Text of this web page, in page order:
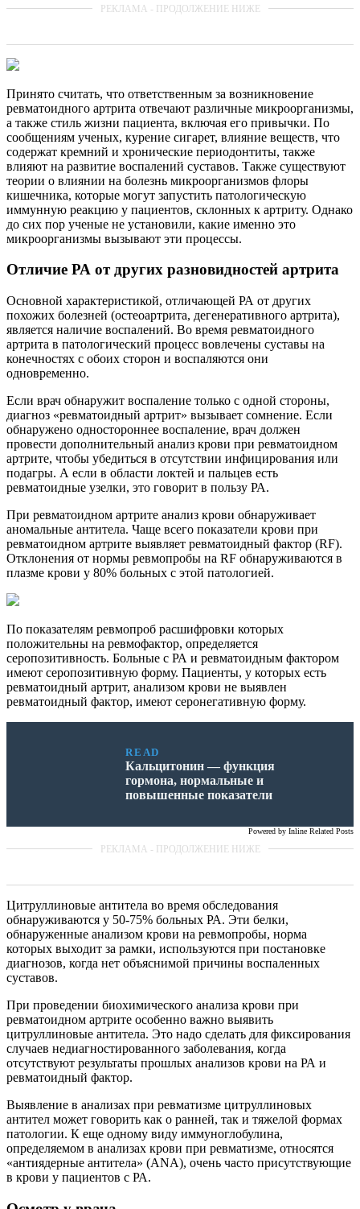
Принято считать, что ответственным за возникновение
ревматоидного артрита отвечают различные микроорганизмы,
а также стиль жизни пациента, включая его привычки. По
сообщениям ученых, курение сигарет, влияние веществ, что
содержат кремний и хронические периодонтиты, также
влияют на развитие воспалений суставов. Также существуют
теории о влиянии на болезнь микроорганизмов флоры
кишечника, которые могут запустить патологическую
иммунную реакцию у пациентов, склонных к артриту. Однако
до сих пор ученые не установили, какие именно это
микроорганизмы вызывают эти процессы.
Отличие РА от других разновидностей артрита
Основной характеристикой, отличающей РА от других
похожих болезней (остеоартрита, дегенеративного артрита),
является наличие воспалений. Во время ревматоидного
артрита в патологический процесс вовлечены суставы на
конечностях с обоих сторон и воспаляются они
одновременно.
Если врач обнаружит воспаление только с одной стороны,
диагноз «ревматоидный артрит» вызывает сомнение. Если
обнаружено одностороннее воспаление, врач должен
провести дополнительный анализ крови при ревматоидном
артрите, чтобы убедиться в отсутствии инфицирования или
подагры. А если в области локтей и пальцев есть
ревматоидные узелки, это говорит в пользу РА.
При ревматоидном артрите анализ крови обнаруживает
аномальные антитела. Чаще всего показатели крови при
ревматоидном артрите выявляет ревматоидный фактор (RF).
Отклонения от нормы ревмопробы на RF обнаруживаются в
плазме крови у 80% больных с этой патологией.
По показателям ревмопроб расшифровки которых
положительны на ревмофактор, определяется
серопозитивность. Больные с РА и ревматоидным фактором
имеют серопозитивную форму. Пациенты, у которых есть
ревматоидный артрит, анализом крови не выявлен
ревматоидный фактор, имеют серонегативную форму.
READ
Кальцитонин — функция
гормона, нормальные и
повышенные показатели
Powered by Inline Related Posts
Цитруллиновые антитела во время обследования
обнаруживаются у 50-75% больных РА. Эти белки,
обнаруженные анализом крови на ревмопробы, норма
которых выходит за рамки, используются при постановке
диагнозов, когда нет объяснимой причины воспаленных
суставов.
При проведении биохимического анализа крови при
ревматоидном артрите особенно важно выявить
цитруллиновые антитела. Это надо сделать для фиксирования
случаев недиагностированного заболевания, когда
отсутствуют результаты прошлых анализов крови на РА и
ревматоидный фактор.
Выявление в анализах при ревматизме цитруллиновых
антител может говорить как о ранней, так и тяжелой формах
патологии. К еще одному виду иммуноглобулина,
определяемом в анализах крови при ревматизме, относятся
«антиядерные антитела» (ANA), очень часто присутствующие
в крови у пациентов с РА.